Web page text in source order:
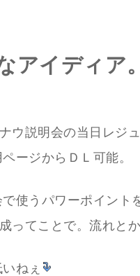
アイディア。
ウ説明会の当日レジ
ージからＤＬ可能。
使うパワーポイント
ってことで。流れと
ねぇ